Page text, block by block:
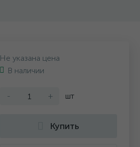
Не указана цена
В наличии
- + шт
Купить